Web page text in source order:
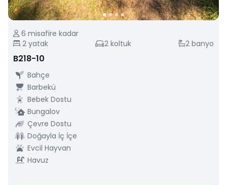
6 misafire kadar
2 yatak 2 koltuk 2 banyo
B218-10
Bahçe
Barbekü
Bebek Dostu
Bungalov
Çevre Dostu
Doğayla İç İçe
Evcil Hayvan
Havuz